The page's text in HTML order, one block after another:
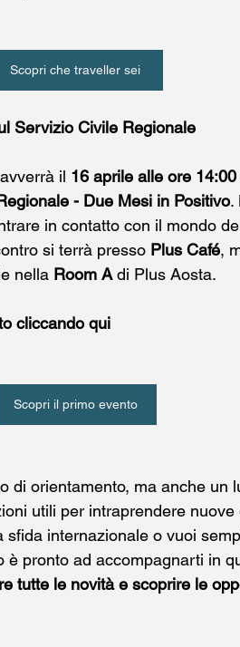
Scopri che traveller sei
Servizio Civile Regionale
avverrà il 16 aprile alle ore 14:00
- Due Mesi in Positivo.
in contatto con il mondo
si terrà presso Plus Café,
nella Room A di Plus Aosta.
cliccando qui
Scopri il primo evento
di orientamento, ma anche un
utili per intraprendere
internazionale o vuoi
pronto ad accompagnarti in
tutte le novità e scoprire le